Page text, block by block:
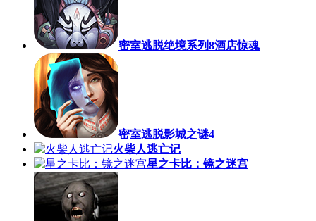
密室逃脱绝境系列8酒店惊魂
密室逃脱影城之谜4
火柴人逃亡记
星之卡比：镜之迷宫